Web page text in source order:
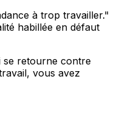
à trop travailler."
habillée en défaut
se retourne contre
vous avez